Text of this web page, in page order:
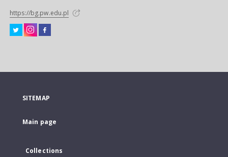
https://bg.pw.edu.pl
SITEMAP
Main page
Collections